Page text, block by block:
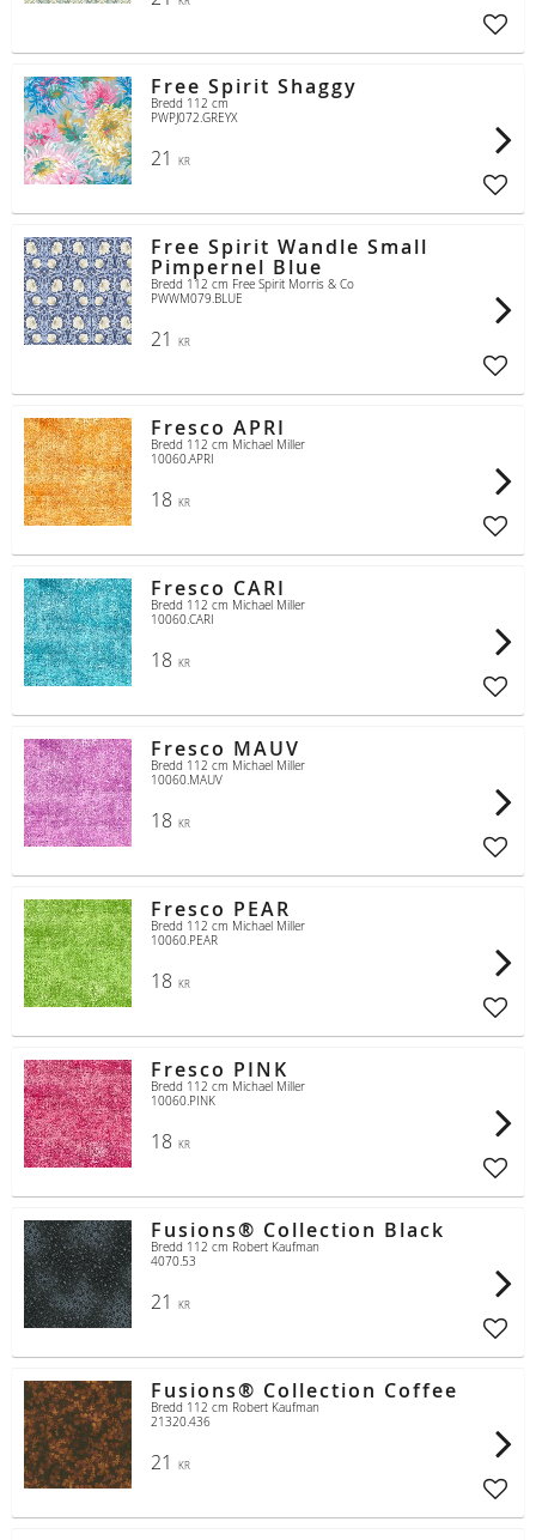
Free Spirit Shaggy
Bredd 112 cm
PWPJ072.GREYX
21 KR
Free Spirit Wandle Small
Pimpernel Blue
Bredd 112 cm Free Spirit Morris & Co
PWWM079.BLUE
21 KR
Fresco APRI
Bredd 112 cm Michael Miller
10060.APRI
18 KR
Fresco CARI
Bredd 112 cm Michael Miller
10060.CARI
18 KR
Fresco MAUV
Bredd 112 cm Michael Miller
10060.MAUV
18 KR
Fresco PEAR
Bredd 112 cm Michael Miller
10060.PEAR
18 KR
Fresco PINK
Bredd 112 cm Michael Miller
10060.PINK
18 KR
Fusions® Collection Black
Bredd 112 cm Robert Kaufman
4070.53
21 KR
Fusions® Collection Coffee
Bredd 112 cm Robert Kaufman
21320.436
21 KR